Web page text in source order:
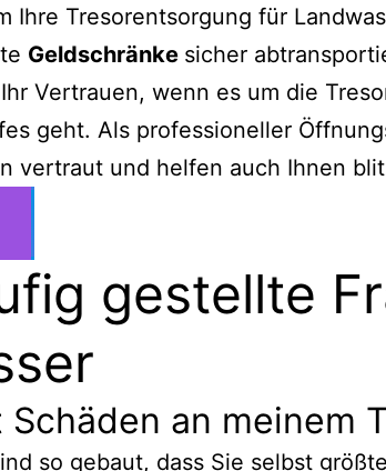
Ihre Tresorentsorgung für
Geldschränke sicher
Vertrauen, wenn es um die
geht. Als professioneller
vertraut und helfen auch Ihnen
gestellte
an meinem
so gebaut, dass Sie selbst